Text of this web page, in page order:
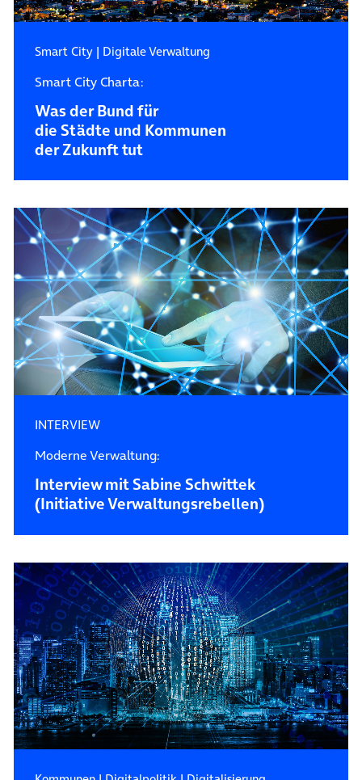
Smart City| Digitale Verwaltung
Smart City Charta:
Was der Bund für
die Städte und Kommunen
der Zukunft tut
INTERVIEW
Moderne Verwaltung:
Interview mit Sabine Schwittek
(Initiative Verwaltungsrebellen)